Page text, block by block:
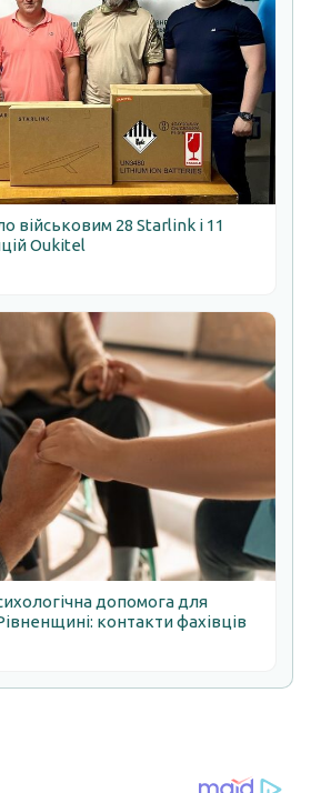
військовим 28 Starlink і 11
Oukitel
допомога для
контакти фахівців